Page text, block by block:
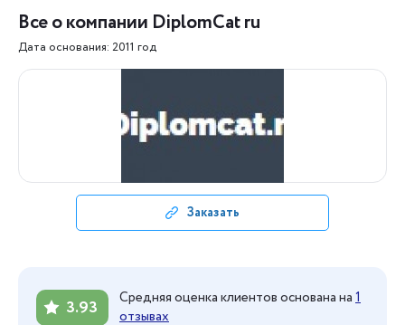
Все о компании DiplomCat ru
Дата основания: 2011 год
Заказать
3.93 Средняя оценка клиентов основана на1
отзывах